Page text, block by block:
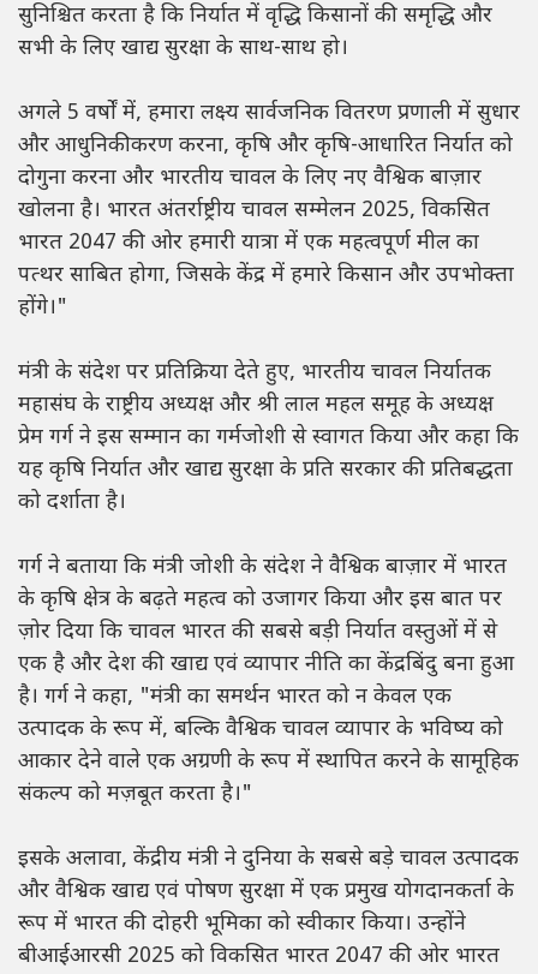
सुनिश्चित करता है कि निर्यात में वृद्धि किसानों की समृद्धि और
सभी के लिए खाद्य सुरक्षा के साथ-साथ हो।
अगले 5 वर्षों में, हमारा लक्ष्य सार्वजनिक वितरण प्रणाली में सुधार
और आधुनिकीकरण करना, कृषि और कृषि-आधारित निर्यात को
दोगुना करना और भारतीय चावल के लिए नए वैश्विक बाज़ार
खोलना है। भारत अंतर्राष्ट्रीय चावल सम्मेलन 2025, विकसित
भारत 2047 की ओर हमारी यात्रा में एक महत्वपूर्ण मील का
पत्थर साबित होगा, जिसके केंद्र में हमारे किसान और उपभोक्ता
होंगे।"
मंत्री के संदेश पर प्रतिक्रिया देते हुए, भारतीय चावल निर्यातक
महासंघ के राष्ट्रीय अध्यक्ष और श्री लाल महल समूह के अध्यक्ष
प्रेम गर्ग ने इस सम्मान का गर्मजोशी से स्वागत किया और कहा कि
यह कृषि निर्यात और खाद्य सुरक्षा के प्रति सरकार की प्रतिबद्धता
को दर्शाता है।
गर्ग ने बताया कि मंत्री जोशी के संदेश ने वैश्विक बाज़ार में भारत
के कृषि क्षेत्र के बढ़ते महत्व को उजागर किया और इस बात पर
ज़ोर दिया कि चावल भारत की सबसे बड़ी निर्यात वस्तुओं में से
एक है और देश की खाद्य एवं व्यापार नीति का केंद्रबिंदु बना हुआ
है। गर्ग ने कहा, "मंत्री का समर्थन भारत को न केवल एक
उत्पादक के रूप में, बल्कि वैश्विक चावल व्यापार के भविष्य को
आकार देने वाले एक अग्रणी के रूप में स्थापित करने के सामूहिक
संकल्प को मज़बूत करता है।"
इसके अलावा, केंद्रीय मंत्री ने दुनिया के सबसे बड़े चावल उत्पादक
और वैश्विक खाद्य एवं पोषण सुरक्षा में एक प्रमुख योगदानकर्ता के
रूप में भारत की दोहरी भूमिका को स्वीकार किया। उन्होंने
बीआईआरसी 2025 को विकसित भारत 2047 की ओर भारत